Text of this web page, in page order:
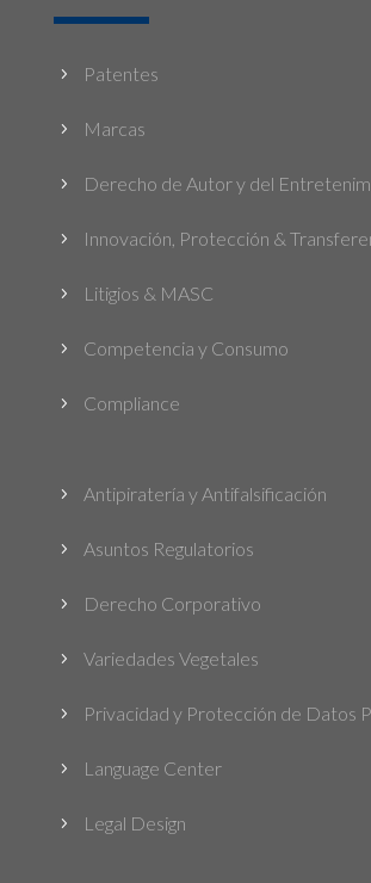
5 Patentes
5 Marcas
5 Derecho de Autor y del
5 Innovación, Protección &
5 Litigios & MASC
5 Competencia y Consumo
5 Compliance
5 Antipiratería y Antifalsificación
5 Asuntos Regulatorios
5 Derecho Corporativo
5 Variedades Vegetales
5 Privacidad y Protección de Datos
5 Language Center
5 Legal Design